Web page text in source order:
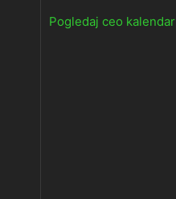
Pogledaj ceo kalendar